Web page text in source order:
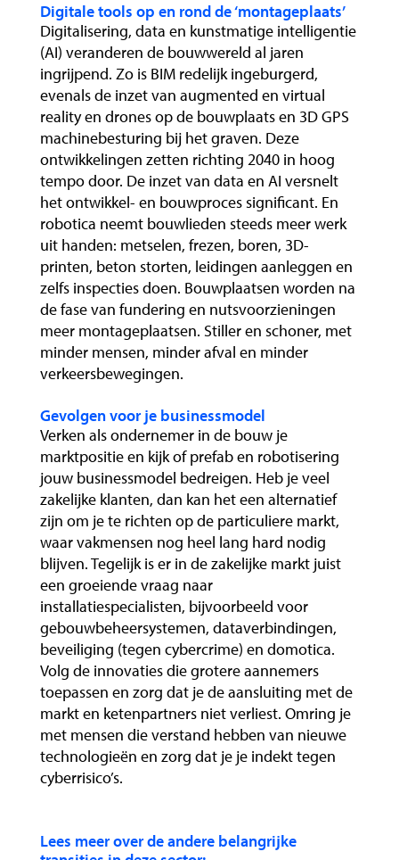
Digitale tools op en rond de ‘montageplaats’
Digitalisering, data en kunstmatige intelligentie
(AI) veranderen de bouwwereld al jaren
ingrijpend. Zo is BIM redelijk ingeburgerd,
evenals de inzet van augmented en virtual
reality en drones op de bouwplaats en 3D GPS
machinebesturing bij het graven. Deze
ontwikkelingen zetten richting 2040 in hoog
tempo door. De inzet van data en AI versnelt
het ontwikkel- en bouwproces significant. En
robotica neemt bouwlieden steeds meer werk
uit handen: metselen, frezen, boren, 3D-
printen, beton storten, leidingen aanleggen en
zelfs inspecties doen. Bouwplaatsen worden na
de fase van fundering en nutsvoorzieningen
meer montageplaatsen. Stiller en schoner, met
minder mensen, minder afval en minder
verkeersbewegingen.
Gevolgen voor je businessmodel
Verken als ondernemer in de bouw je
marktpositie en kijk of prefab en robotisering
jouw businessmodel bedreigen. Heb je veel
zakelijke klanten, dan kan het een alternatief
zijn om je te richten op de particuliere markt,
waar vakmensen nog heel lang hard nodig
blijven. Tegelijk is er in de zakelijke markt juist
een groeiende vraag naar
installatiespecialisten, bijvoorbeeld voor
gebouwbeheersystemen, dataverbindingen,
beveiliging (tegen cybercrime) en domotica.
Volg de innovaties die grotere aannemers
toepassen en zorg dat je de aansluiting met de
markt en ketenpartners niet verliest. Omring je
met mensen die verstand hebben van nieuwe
technologieën en zorg dat je je indekt tegen
cyberrisico’s.
Lees meer over de andere belangrijke